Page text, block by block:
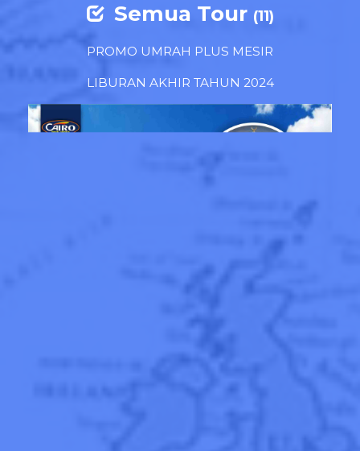
Semua Tour (11)
PROMO UMRAH PLUS MESIR
LIBURAN AKHIR TAHUN 2024